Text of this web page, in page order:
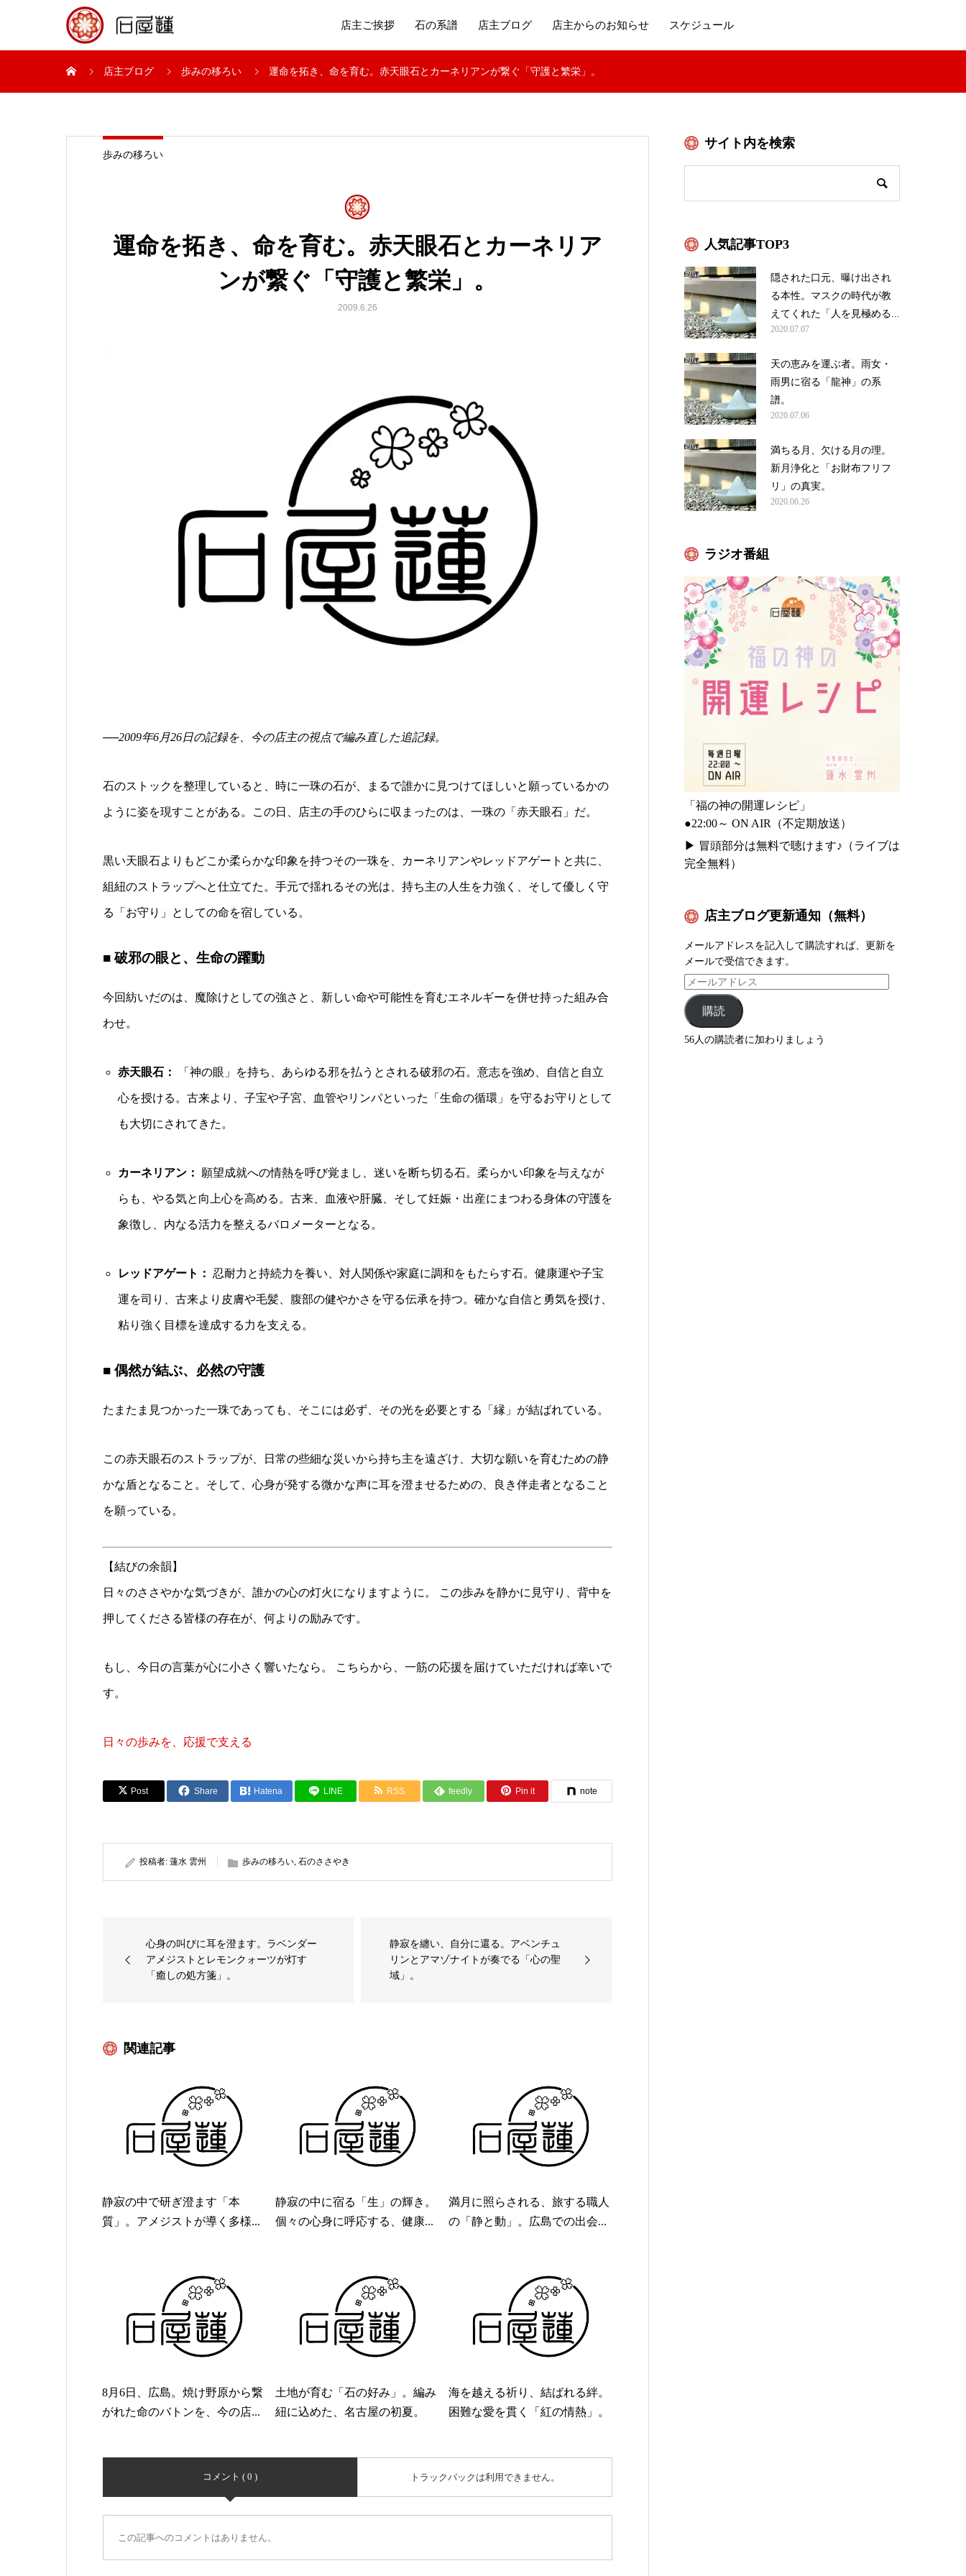
店主ご挨拶 石の系譜 店主ブログ 店主からのお知らせ スケジュール
店主ブログ 歩みの移ろい 運命を拓き、命を育む。赤天眼石とカーネリアンが繋ぐ「守護と繁栄」。
歩みの移ろい
運命を拓き、命を育む。赤天眼石とカーネリア
ンが繋ぐ「守護と繁栄」。
2009.6.26
──2009年6月26日の記録を、今の店主の視点で編み直した追記録。
石のストックを整理していると、時に一珠の石が、まるで誰かに見つけてほしいと願っているかの
ように姿を現すことがある。この日、店主の手のひらに収まったのは、一珠の「赤天眼石」だ。
黒い天眼石よりもどこか柔らかな印象を持つその一珠を、カーネリアンやレッドアゲートと共に、
組紐のストラップへと仕立てた。手元で揺れるその光は、持ち主の人生を力強く、そして優しく守
る「お守り」としての命を宿している。
■ 破邪の眼と、生命の躍動
今回紡いだのは、魔除けとしての強さと、新しい命や可能性を育むエネルギーを併せ持った組み合
わせ。
赤天眼石： 「神の眼」を持ち、あらゆる邪を払うとされる破邪の石。意志を強め、自信と自立
心を授ける。古来より、子宝や子宮、血管やリンパといった「生命の循環」を守るお守りとして
も大切にされてきた。
カーネリアン： 願望成就への情熱を呼び覚まし、迷いを断ち切る石。柔らかい印象を与えなが
らも、やる気と向上心を高める。古来、血液や肝臓、そして妊娠・出産にまつわる身体の守護を
象徴し、内なる活力を整えるバロメーターとなる。
レッドアゲート： 忍耐力と持続力を養い、対人関係や家庭に調和をもたらす石。健康運や子宝
運を司り、古来より皮膚や毛髪、腹部の健やかさを守る伝承を持つ。確かな自信と勇気を授け、
粘り強く目標を達成する力を支える。
■ 偶然が結ぶ、必然の守護
たまたま見つかった一珠であっても、そこには必ず、その光を必要とする「縁」が結ばれている。
この赤天眼石のストラップが、日常の些細な災いから持ち主を遠ざけ、大切な願いを育むための静
かな盾となること。そして、心身が発する微かな声に耳を澄ませるための、良き伴走者となること
を願っている。
【結びの余韻】
日々のささやかな気づきが、誰かの心の灯火になりますように。 この歩みを静かに見守り、背中を
押してくださる皆様の存在が、何よりの励みです。
もし、今日の言葉が心に小さく響いたなら。 こちらから、一筋の応援を届けていただければ幸いで
す。
日々の歩みを、応援で支える
Post Share Hatena LINE RSS feedly Pin it note
投稿者: 蓮水 雲州 歩みの移ろい, 石のささやき
心身の叫びに耳を澄ます。ラベンダー
アメジストとレモンクォーツが灯す
「癒しの処方箋」。
静寂を纏い、自分に還る。アベンチュ
リンとアマゾナイトが奏でる「心の聖
域」。
関連記事
静寂の中で研ぎ澄ます「本
質」。アメジストが導く多様...
静寂の中に宿る「生」の輝き。
個々の心身に呼応する、健康...
満月に照らされる、旅する職人
の「静と動」。広島での出会...
8月6日、広島。焼け野原から繋
がれた命のバトンを、今の店...
土地が育む「石の好み」。編み
紐に込めた、名古屋の初夏。
海を越える祈り、結ばれる絆。
困難な愛を貫く「紅の情熱」。
コメント ( 0 ) トラックバックは利用できません。
この記事へのコメントはありません。
サイト内を検索
人気記事TOP3
隠された口元、曝け出され
る本性。マスクの時代が教
えてくれた「人を見極める...
2020.07.07
天の恵みを運ぶ者。雨女・
雨男に宿る「龍神」の系
譜。
2020.07.06
満ちる月、欠ける月の理。
新月浄化と「お財布フリフ
リ」の真実。
2020.06.26
ラジオ番組
「福の神の開運レシピ」
●22:00～ ON AIR（不定期放送）
▶ 冒頭部分は無料で聴けます♪（ライブは
完全無料）
店主ブログ更新通知（無料）
メールアドレスを記入して購読すれば、更新を
メールで受信できます。
購読
56人の購読者に加わりましょう